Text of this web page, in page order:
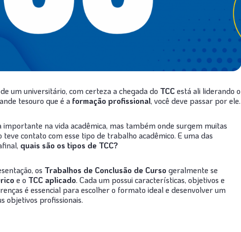
um universitário, com certeza a chegada do TCCestá ali liderando o
tesouro que é a formação profissional, você deve passar por ele.
na vida acadêmica, mas também onde surgem muitas
contato com esse tipo de trabalho acadêmico. E uma das
quais são os tipos de TCC?
os Trabalhos de Conclusão de Curso geralmente se
e o TCC aplicado. Cada um possui características, objetivos e
é essencial para escolher o formato ideal e desenvolver um
objetivos profissionais.